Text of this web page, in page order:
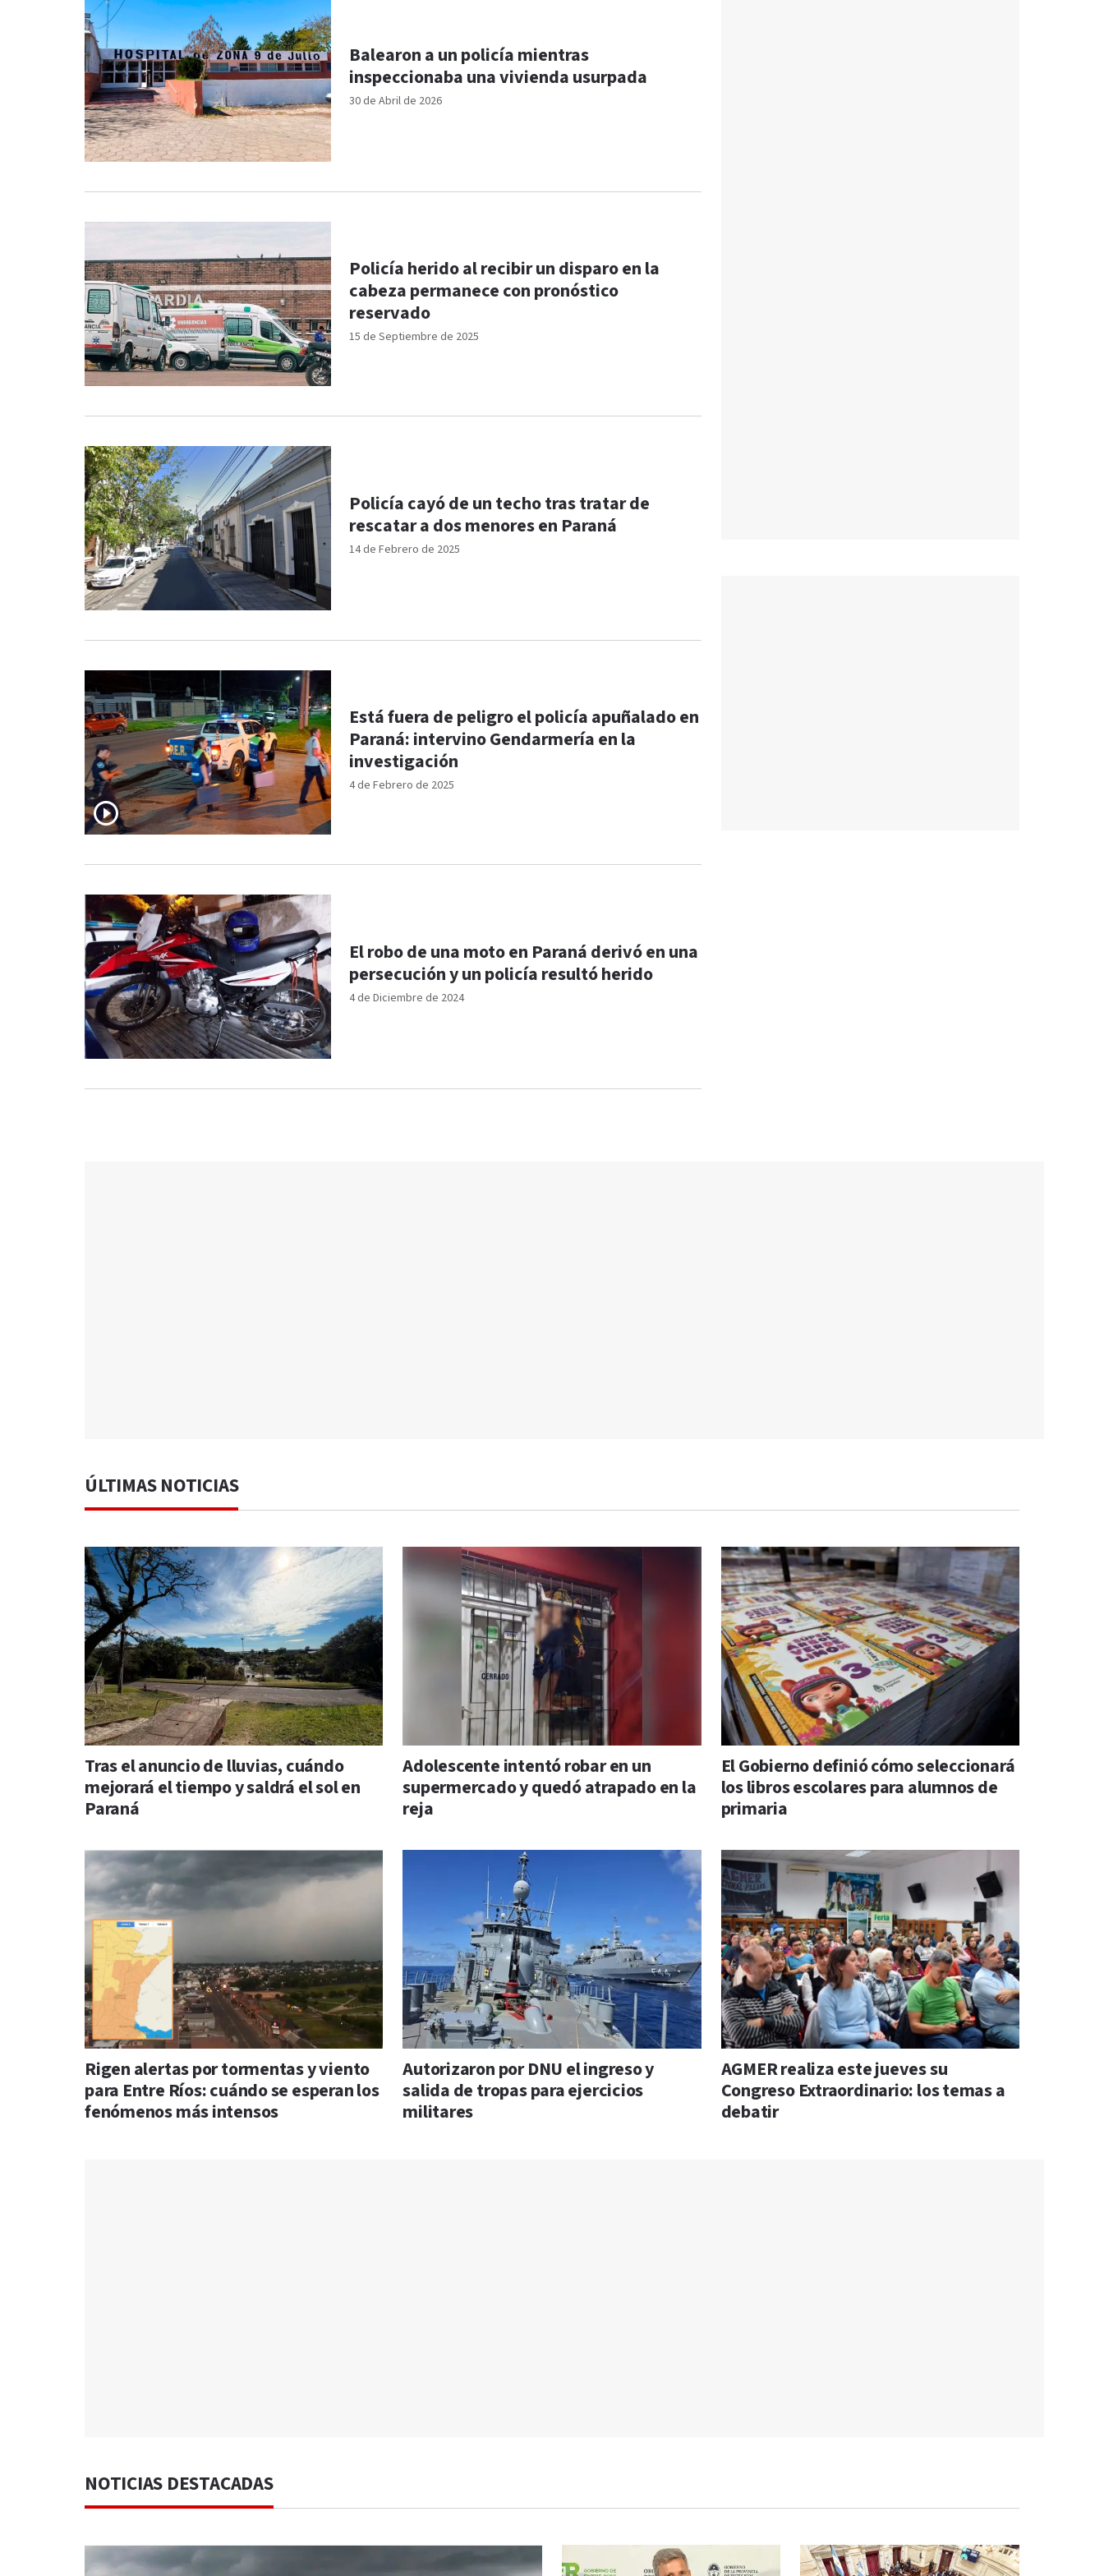
30 de Abril de 2026
Balearon a un policía mientras
inspeccionaba una vivienda usurpada
15 de Septiembre de 2025
Policía herido al recibir un disparo en la
cabeza permanece con pronóstico
reservado
14 de Febrero de 2025
Policía cayó de un techo tras tratar de
rescatar a dos menores en Paraná
4 de Febrero de 2025
Está fuera de peligro el policía apuñalado en
Paraná: intervino Gendarmería en la
investigación
4 de Diciembre de 2024
El robo de una moto en Paraná derivó en una
persecución y un policía resultó herido
ÚLTIMAS NOTICIAS
Tras el anuncio de lluvias, cuándo
mejorará el tiempo y saldrá el sol en
Paraná
Adolescente intentó robar en un
supermercado y quedó atrapado en la
reja
El Gobierno definió cómo seleccionará
los libros escolares para alumnos de
primaria
Rigen alertas por tormentas y viento
para Entre Ríos: cuándo se esperan los
fenómenos más intensos
Autorizaron por DNU el ingreso y
salida de tropas para ejercicios
militares
AGMER realiza este jueves su
Congreso Extraordinario: los temas a
debatir
NOTICIAS DESTACADAS